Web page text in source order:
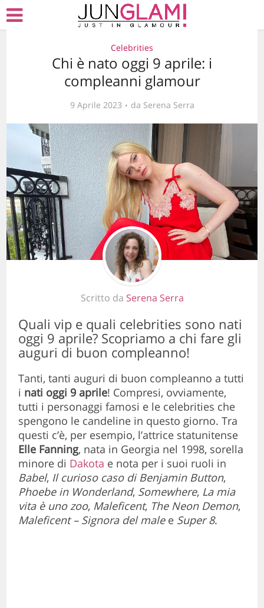
Celebrities
Chi è nato oggi 9 aprile: i
compleanni glamour
9 Aprile 2023 da Serena Serra
Scritto da Serena Serra
Quali vip e quali celebrities sono nati
oggi 9 aprile? Scopriamo a chi fare gli
auguri di buon compleanno!
Tanti, tanti auguri di buon compleanno a tutti
i nati oggi 9 aprile! Compresi, ovviamente,
tutti i personaggi famosi e le celebrities che
spengono le candeline in questo giorno. Tra
questi c’è, per esempio, l’attrice statunitense
Elle Fanning, nata in Georgia nel 1998, sorella
minore di Dakota e nota per i suoi ruoli in
Babel, Il curioso caso di Benjamin Button,
Phoebe in Wonderland, Somewhere, La mia
vita è uno zoo, Maleficent, The Neon Demon,
Maleficent – Signora del malee Super 8.